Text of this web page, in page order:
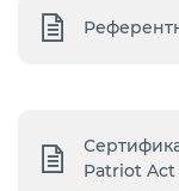
Patriot Act